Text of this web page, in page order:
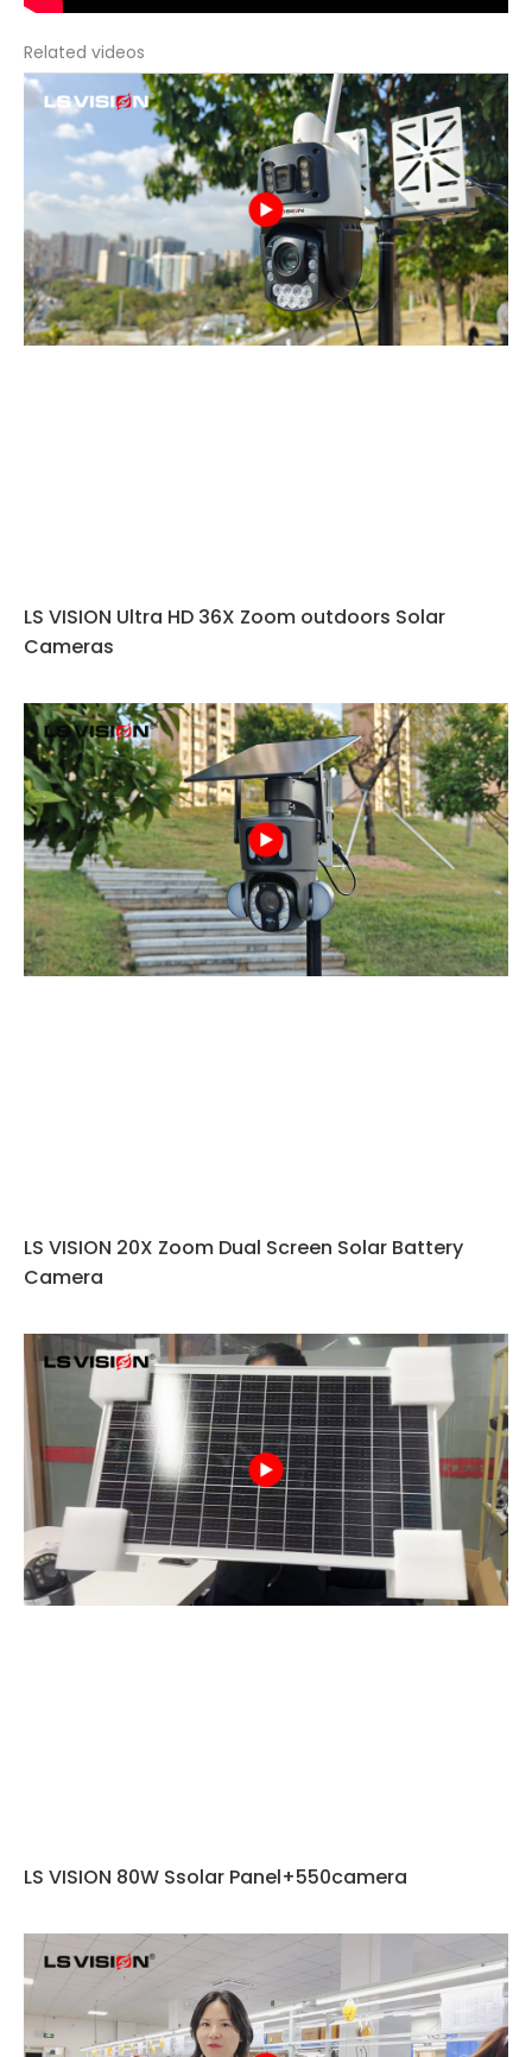
Related videos
LS VISION Ultra HD 36X Zoom outdoors Solar
Cameras
LS VISION 20X Zoom Dual Screen Solar Battery
Camera
LS VISION 80W Ssolar Panel+550camera